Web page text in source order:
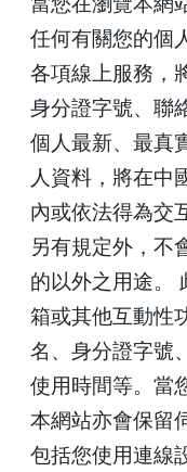
任何有關您的個
各項線上服務，
身分證字號、聯
個人最新、最真
人資料，將在中
內或依法得為交
另有規定外，不
的以外之用途。
箱或其他互動性
名、身分證字號
使用時間等。當
本網站亦會保留
包括您使用連線